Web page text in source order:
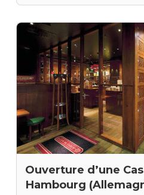
Ouverture d’une
Hambourg